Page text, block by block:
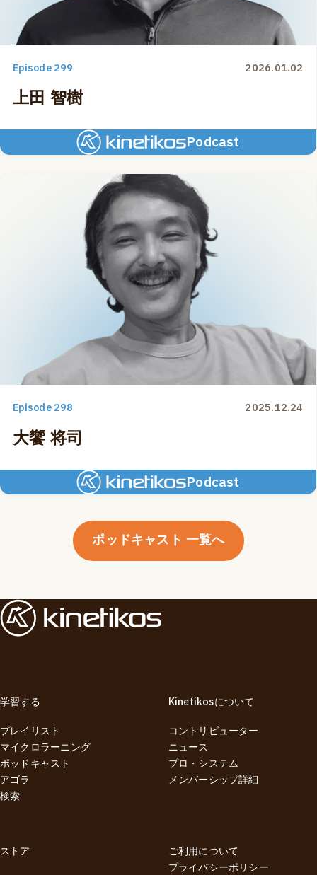
Episode 299 2026.01.02
上田 智樹
Podcast
Episode 298 2025.12.24
大饗 将司
Podcast
ポッドキャスト 一覧へ
学習する
プレイリスト
マイクロラーニング
ポッドキャスト
アゴラ
検索
Kinetikosについて
コントリビューター
ニュース
プロ・システム
メンバーシップ詳細
ストア
ご利用について
プライバシーポリシー